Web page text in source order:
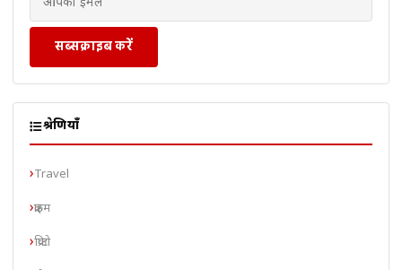
सब्सक्राइब करें
श्रेणियाँ
Travel
क्राइम
क्रिप्टो